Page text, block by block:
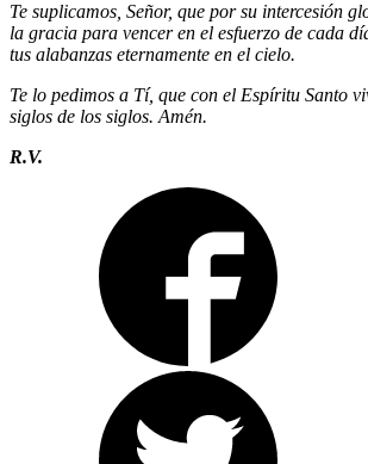
Te suplicamos, Señor, que por su intercesión
la gracia para vencer en el esfuerzo de cada
tus alabanzas eternamente en el cielo.
Te lo pedimos a Tí, que con el Espíritu Santo
siglos de los siglos. Amén.
R.V.